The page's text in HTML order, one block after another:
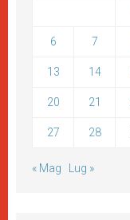
6 7
13 14
20 21
27 28
« Mag Lug »